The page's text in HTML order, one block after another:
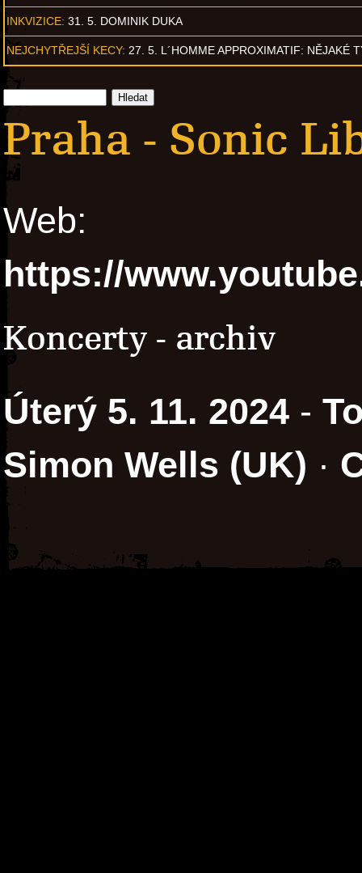
INKVIZICE: 31. 5. DOMINIK DUKA
NEJCHYTŘEJŠÍ KECY: 27. 5. L´HOMME APPROXIMATIF: NĚJAKÉ
Praha - Sonic
Web:
https://
Koncerty - archiv
Úterý 5. 11. 2024 -
Simon Wells (UK) ·